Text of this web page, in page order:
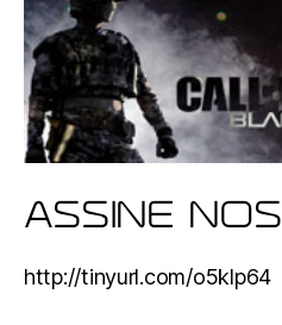
ASSINE
http://tinyurl.com/o5klp64